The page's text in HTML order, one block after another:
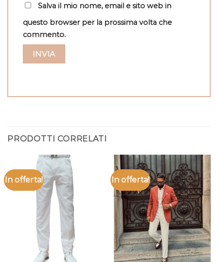
Salva il mio nome, email e sito web in
questo browser per la prossima volta che
commento.
PRODOTTI CORRELATI
In offerta! In offerta!